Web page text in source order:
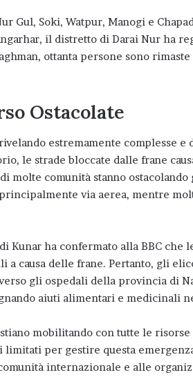
Gul, Soki, Watpur, Manogi e
il distretto di Darai Nur ha
ottanta persone sono
Ostacolate
estremamente complesse
le strade bloccate dalle frane
molte comunità stanno
via aerea, mentre
Kunar ha confermato alla BBC che
causa delle frane. Pertanto, gli
gli ospedali della provincia di
aiuti alimentari e medicinali
mobilitando con tutte le
limitati per gestire questa
internazionale e alle